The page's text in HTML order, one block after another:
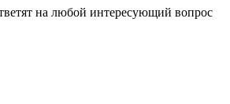
на любой интересующий вопрос